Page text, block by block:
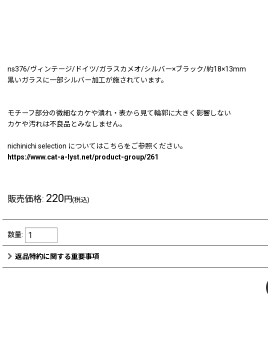
ns376/ヴィンテージ/ドイツ/ガラスカメオ/シルバー×ブラック/約18×13mm
黒いガラスに一部シルバー加工が施されています。
モチーフ部分の微細なカケや潰れ・表から見て輪郭に大きく影響しない
カケや汚れは不良品とみなしません。
nichinichi selection についてはこちらをご参照ください。
https://www.cat-a-lyst.net/product-group/261
販売価格: 220円(税込)
数量:
返品特約に関する重要事項